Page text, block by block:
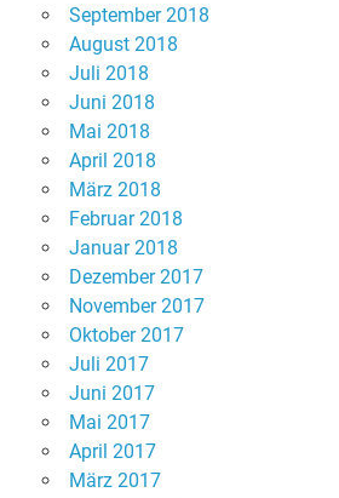
September 2018
August 2018
Juli 2018
Juni 2018
Mai 2018
April 2018
März 2018
Februar 2018
Januar 2018
Dezember 2017
November 2017
Oktober 2017
Juli 2017
Juni 2017
Mai 2017
April 2017
März 2017